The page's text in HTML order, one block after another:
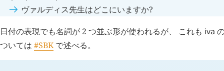
ヴァルディス先生はどこにいますか?
日付の表現でも名詞が 2 つ並ぶ形が使われるが、 これも iva
ついては #SBKで述べる。